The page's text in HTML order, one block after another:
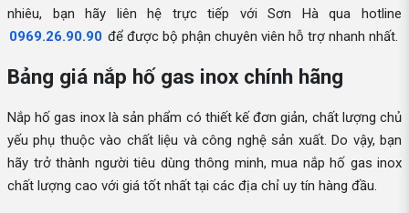
nhiêu, bạn hãy liên hệ trực tiếp với Sơn Hà qua hotline
0969.26.90.90 để được bộ phận chuyên viên hỗ trợ nhanh nhất.
Bảng giá nắp hố gas inox chính hãng
Nắp hố gas inox là sản phẩm có thiết kế đơn giản, chất lượng chủ
yếu phụ thuộc vào chất liệu và công nghệ sản xuất. Do vậy, bạn
hãy trở thành người tiêu dùng thông minh, mua nắp hố gas inox
chất lượng cao với giá tốt nhất tại các địa chỉ uy tín hàng đầu.